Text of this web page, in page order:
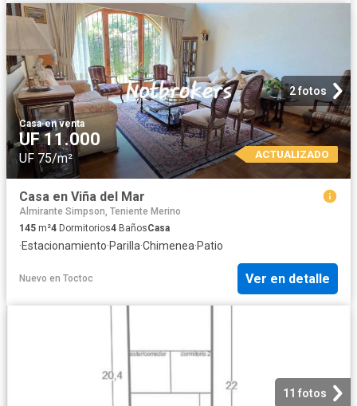
2 fotos
Casa·en venta
UF 11.000
UF 75/m² ACTUALIZADO
Casa en Viña del Mar
Almirante Simpson, Teniente Merino
145 m²4 Dormitorios4 BañosCasa
·Estacionamiento·Parilla·Chimenea·Patio
Nuevo en Toctoc Ver en detalle
11 fotos